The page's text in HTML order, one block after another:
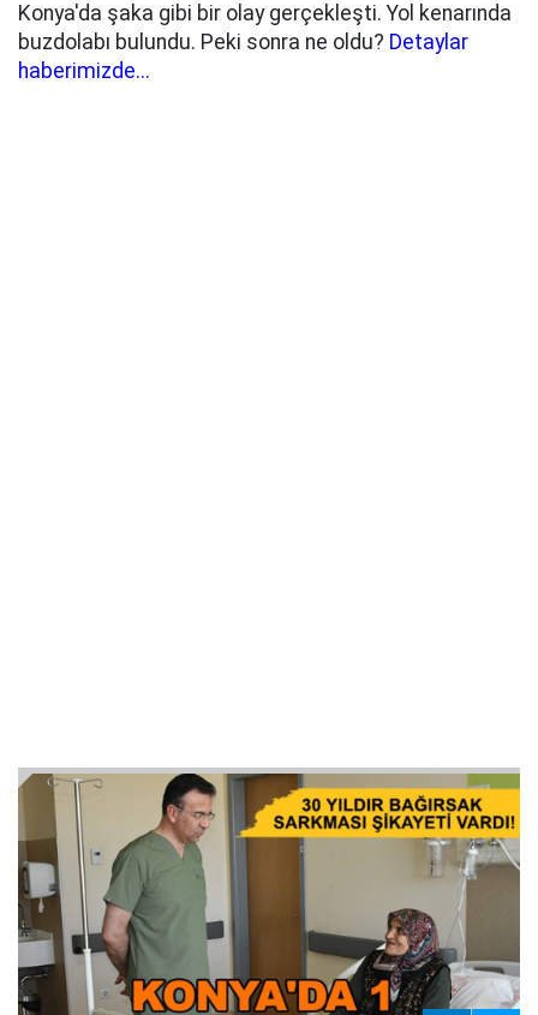
Konya'da şaka gibi bir olay gerçekleşti. Yol kenarında
buzdolabı bulundu. Peki sonra ne oldu? Detaylar
haberimizde...